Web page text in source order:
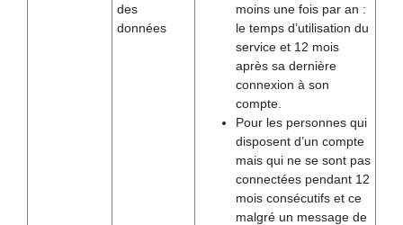
des
données
moins une fois par an :
le temps d’utilisation du
service et 12 mois
après sa dernière
connexion à son
compte.
Pour les personnes qui
disposent d’un compte
mais qui ne se sont pas
connectées pendant 12
mois consécutifs et ce
malgré un message de